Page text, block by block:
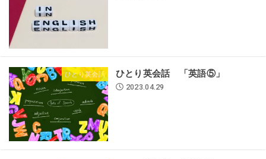
ひとり英会話 ひとり英会話 「英語⑤」
2023.04.29